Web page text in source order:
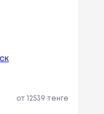
от 12539 тенге